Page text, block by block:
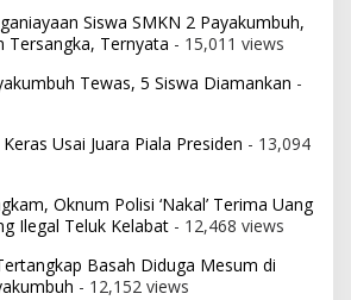
Siswa SMKN 2 Payakumbuh,
Tersangka, Ternyata - 15,011 views
Tewas, 5 Siswa Diamankan -
Usai Juara Piala Presiden - 13,094
Oknum Polisi ‘Nakal’ Terima Uang
Ilegal Teluk Kelabat - 12,468 views
Basah Diduga Mesum di
- 12,152 views